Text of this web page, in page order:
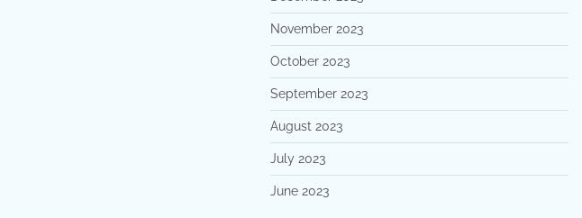
November 2023
October 2023
September 2023
August 2023
July 2023
June 2023